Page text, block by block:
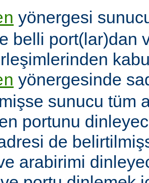
yönergesi
belli port(lar)dan
yönergesinde
sunucu tüm
portunu
de
arabirimi